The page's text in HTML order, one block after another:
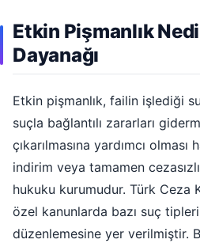
Etkin Pişmanlık
Dayanağı
Etkin pişmanlık, failin işlediği
suçla bağlantılı zararları
çıkarılmasına yardımcı olması
indirim veya tamamen
hukuku kurumudur. Türk Ceza
özel kanunlarda bazı suç
düzenlemesine yer verilmiştir.